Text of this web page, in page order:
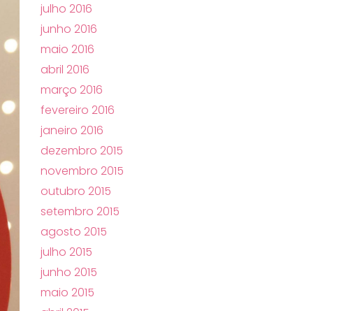
julho 2016
junho 2016
maio 2016
abril 2016
março 2016
fevereiro 2016
janeiro 2016
dezembro 2015
novembro 2015
outubro 2015
setembro 2015
agosto 2015
julho 2015
junho 2015
maio 2015